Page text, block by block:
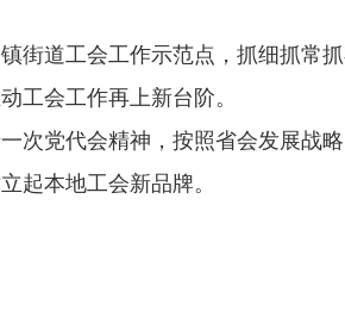
街道工会工作示范点，抓细抓常
工会工作再上新台阶。
次党代会精神，按照省会发展战
起本地工会新品牌。